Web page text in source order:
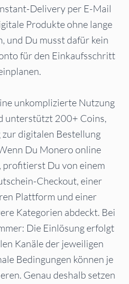
Delivery per E-Mail
Produkte ohne lange
und Du musst dafür kein
für den Einkaufsschritt
unkomplizierte Nutzung
unterstützt 200+ Coins,
digitalen Bestellung
Du Monero online
profitierst Du von einem
Checkout, einer
Plattform und einer
Kategorien abdeckt. Bei
Die Einlösung erfolgt
Kanäle der jeweiligen
Bedingungen können je
Genau deshalb setzen